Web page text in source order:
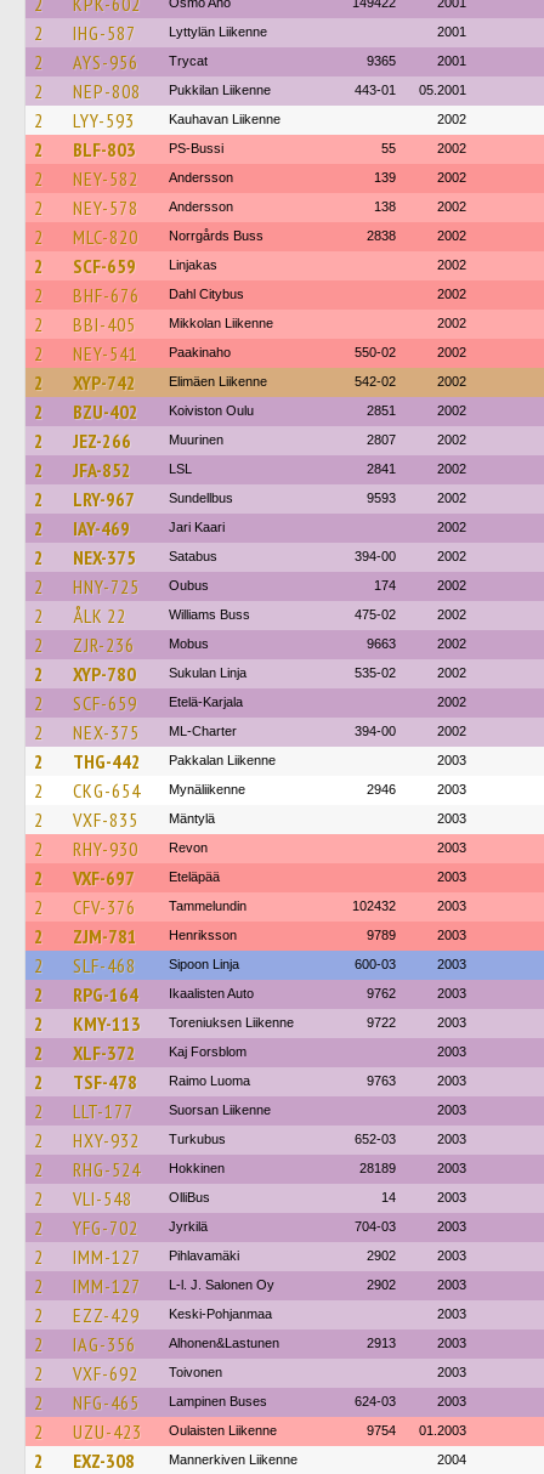
2 IHG-587 Lyttylän Liikenne 2001
2 AYS-956 Trycat 9365 2001
2 NEP-808 Pukkilan Liikenne 443-01 05.2001
2 LYY-593 Kauhavan Liikenne 2002
2 BLF-803 PS-Bussi 55 2002
2 NEY-582 Andersson 139 2002
2 NEY-578 Andersson 138 2002
2 MLC-820 Norrgårds Buss 2838 2002
2 SCF-659 Linjakas 2002
2 BHF-676 Dahl Citybus 2002
2 BBI-405 Mikkolan Liikenne 2002
2 NEY-541 Paakinaho 550-02 2002
2 XYP-742 Elimäen Liikenne 542-02 2002
2 BZU-402 Koiviston Oulu 2851 2002
2 JEZ-266 Muurinen 2807 2002
2 JFA-852 LSL 2841 2002
2 LRY-967 Sundellbus 9593 2002
2 IAY-469 Jari Kaari 2002
2 NEX-375 Satabus 394-00 2002
2 HNY-725 Oubus 174 2002
2 ÅLK 22 Williams Buss 475-02 2002
2 ZJR-236 Mobus 9663 2002
2 XYP-780 Sukulan Linja 535-02 2002
2 SCF-659 Etelä-Karjala 2002
2 NEX-375 ML-Charter 394-00 2002
2 THG-442 Pakkalan Liikenne 2003
2 CKG-654 Mynäliikenne 2946 2003
2 VXF-835 Mäntylä 2003
2 RHY-930 Revon 2003
2 VXF-697 Eteläpää 2003
2 CFV-376 Tammelundin 102432 2003
2 ZJM-781 Henriksson 9789 2003
2 SLF-468 Sipoon Linja 600-03 2003
2 RPG-164 Ikaalisten Auto 9762 2003
2 KMY-113 Toreniuksen Liikenne 9722 2003
2 XLF-372 Kaj Forsblom 2003
2 TSF-478 Raimo Luoma 9763 2003
2 LLT-177 Suorsan Liikenne 2003
2 HXY-932 Turkubus 652-03 2003
2 RHG-524 Hokkinen 28189 2003
2 VLI-548 OlliBus 14 2003
2 YFG-702 Jyrkilä 704-03 2003
2 IMM-127 Pihlavamäki 2902 2003
2 IMM-127 L-l. J. Salonen Oy 2902 2003
2 EZZ-429 Keski-Pohjanmaa 2003
2 IAG-356 Alhonen&Lastunen 2913 2003
2 VXF-692 Toivonen 2003
2 NFG-465 Lampinen Buses 624-03 2003
2 UZU-423 Oulaisten Liikenne 9754 01.2003
2 EXZ-308 Mannerkiven Liikenne 2004